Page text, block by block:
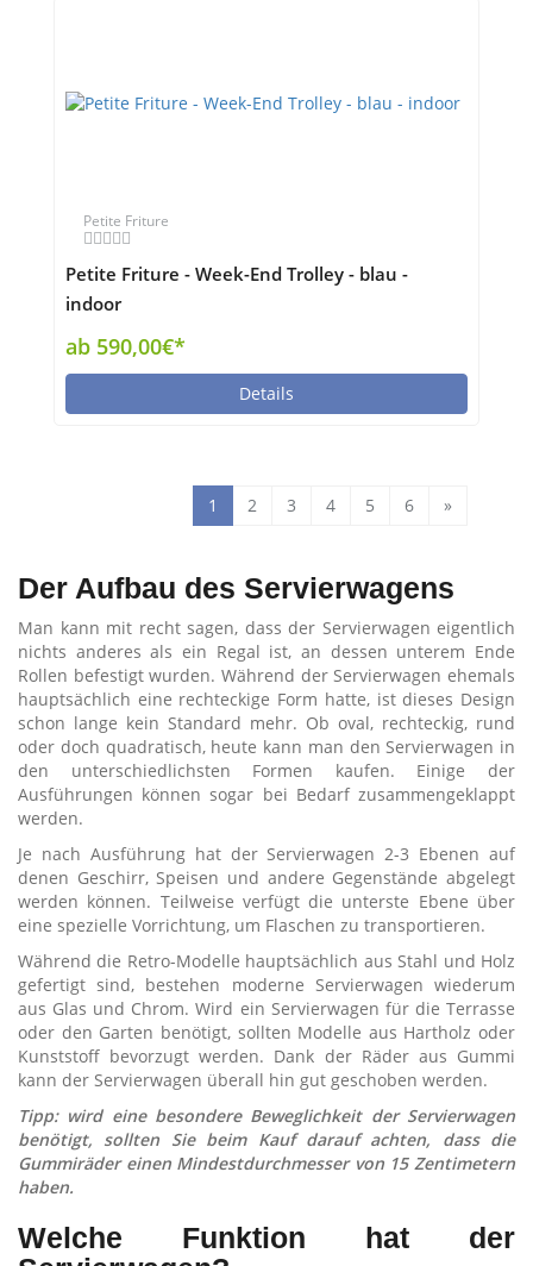
Petite Friture
Petite Friture - Week-End Trolley - blau -
indoor
ab 590,00€*
Details
1 2 3 4 5 6 »
Der Aufbau des Servierwagens
Man kann mit recht sagen, dass der Servierwagen eigentlich
nichts anderes als ein Regal ist, an dessen unterem Ende
Rollen befestigt wurden. Während der Servierwagen ehemals
hauptsächlich eine rechteckige Form hatte, ist dieses Design
schon lange kein Standard mehr. Ob oval, rechteckig, rund
oder doch quadratisch, heute kann man den Servierwagen in
den unterschiedlichsten Formen kaufen. Einige der
Ausführungen können sogar bei Bedarf zusammengeklappt
werden.
Je nach Ausführung hat der Servierwagen 2-3 Ebenen auf
denen Geschirr, Speisen und andere Gegenstände abgelegt
werden können. Teilweise verfügt die unterste Ebene über
eine spezielle Vorrichtung, um Flaschen zu transportieren.
Während die Retro-Modelle hauptsächlich aus Stahl und Holz
gefertigt sind, bestehen moderne Servierwagen wiederum
aus Glas und Chrom. Wird ein Servierwagen für die Terrasse
oder den Garten benötigt, sollten Modelle aus Hartholz oder
Kunststoff bevorzugt werden. Dank der Räder aus Gummi
kann der Servierwagen überall hin gut geschoben werden.
Tipp: wird eine besondere Beweglichkeit der Servierwagen
benötigt, sollten Sie beim Kauf darauf achten, dass die
Gummiräder einen Mindestdurchmesser von 15 Zentimetern
haben.
Welche Funktion hat der